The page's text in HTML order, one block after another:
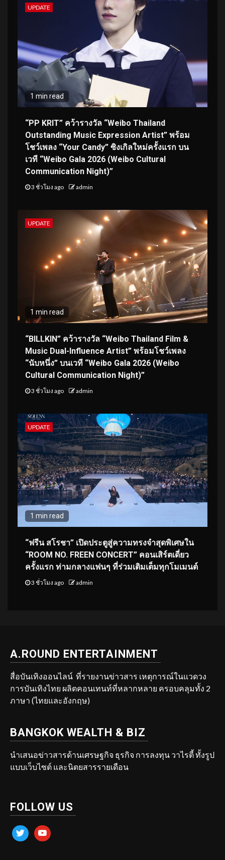
UPDATE
1 min read
“PP KRIT” คว้ารางวัล “Weibo Thailand
Outstanding Music Expression Artist” พร้อม
โชว์เพลง “Your Candy” ซิงเกิลใหม่ครั้งแรก บน
เวที “Weibo Gala 2026 (Weibo Cultural
Communication Night)”
3 ชั่วโมง ago admin
UPDATE
1 min read
“BILLKIN” คว้ารางวัล “Weibo Thailand Film &
Music Dual-Influence Artist” พร้อมโชว์เพลง
“นับหนึ่ง” บนเวที “Weibo Gala 2026 (Weibo
Cultural Communication Night)”
3 ชั่วโมง ago admin
UPDATE
1 min read
“ฟรีน สโรชา” เปิดประตูสู่ความทรงจำสุดพิเศษใน
“ROOM NO. FREEN CONCERT” คอนเสิร์ตเดี่ยว
ครั้งแรก ท่ามกลางแฟนๆ ที่ร่วมเติมเต็มทุกโมเมนต์
3 ชั่วโมง ago admin
A.ROUND ENTERTAINMENT
สื่อบันเทิงออนไลน์ ที่รายงานข่าวสาร เหตุการณ์ในแวดวง
การบันเทิงไทย ผลิตคอนเทนท์ที่หลากหลาย ครอบคลุมทั้ง 2
ภาษา (ไทยและอังกฤษ)
BANGKOK WEALTH & BIZ
นำเสนอข่าวสารด้านเศรษฐกิจ ธุรกิจ การลงทุน วาไรตี้ ทั้งรูป
แบบเว็บไซต์ และนิตยสารรายเดือน
FOLLOW US
twitter youtube